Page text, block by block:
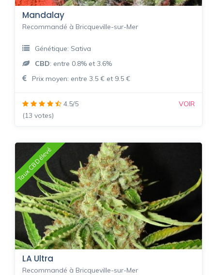
Mandalay
Recommandé à Bricqueville-sur-Mer
Génétique: Sativa
CBD: entre 0.8% et 3.6%
Prix moyen: entre 3.5 € et 9.5 €
4.5/5
(13 votes)
VOIR
Taux CBD élevé
LA Ultra
Recommandé à Bricqueville-sur-Mer